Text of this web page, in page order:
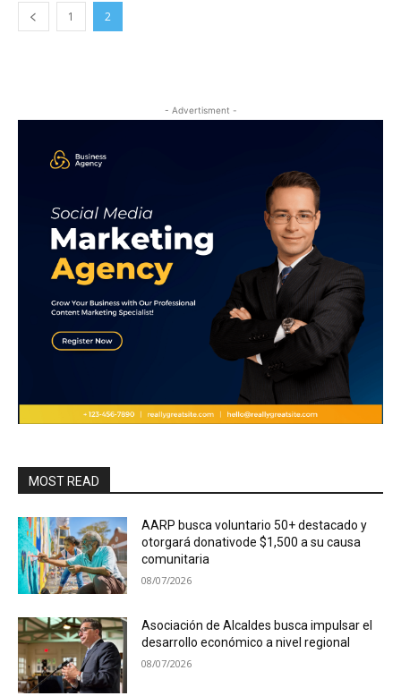
1 2
- Advertisment -
MOST READ
AARP busca voluntario 50+ destacado y
otorgará donativode $1,500 a su causa
comunitaria
08/07/2026
Asociación de Alcaldes busca impulsar el
desarrollo económico a nivel regional
08/07/2026